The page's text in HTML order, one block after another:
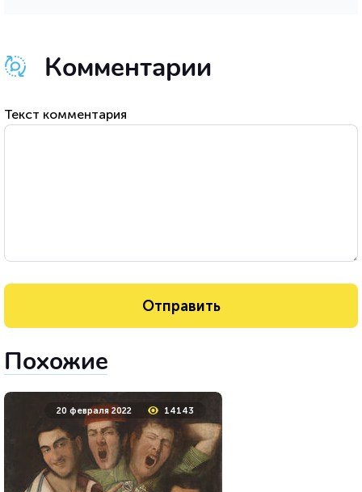
Комментарии
Текст комментария
Похожие
20 февраля 2022 14143